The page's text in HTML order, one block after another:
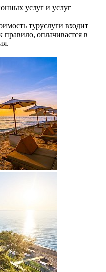
услуг и услуг
туруслуги входит
оплачивается в